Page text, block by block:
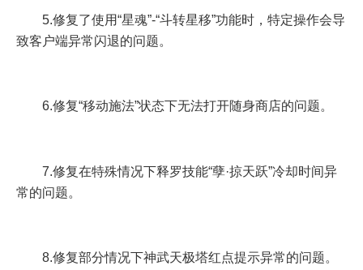
5.修复了使用“星魂”-“斗转星移”功能时，特定操作会导
致客户端异常闪退的问题。
6.修复“移动施法”状态下无法打开随身商店的问题。
7.修复在特殊情况下释罗技能“孽·掠天跃”冷却时间异
常的问题。
8.修复部分情况下神武天极塔红点提示异常的问题。